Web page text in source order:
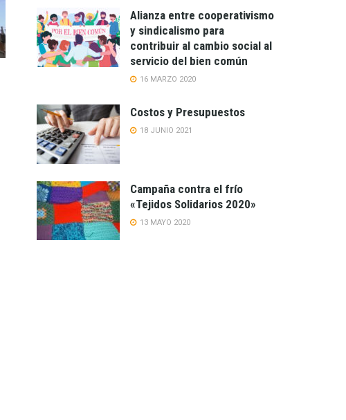
Alianza entre cooperativismo
y sindicalismo para
contribuir al cambio social al
servicio del bien común
16 MARZO 2020
Costos y Presupuestos
18 JUNIO 2021
Campaña contra el frío
«Tejidos Solidarios 2020»
13 MAYO 2020